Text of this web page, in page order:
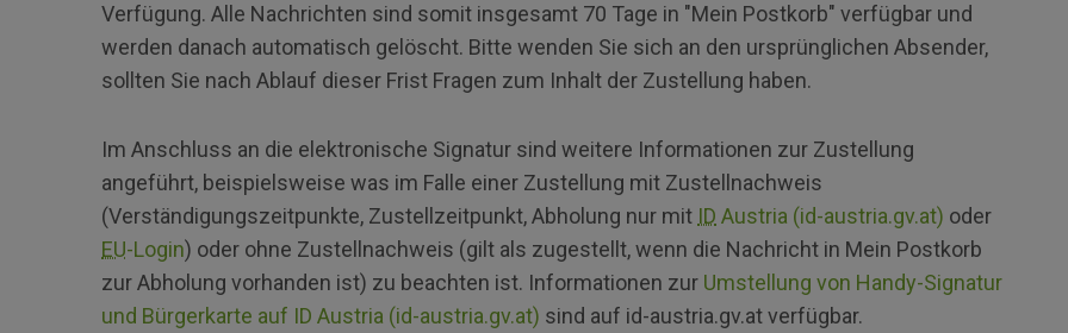
Verfügung. Alle Nachrichten sind somit insgesamt 70 Tage in "Mein Postkorb" verfügbar und
werden danach automatisch gelöscht. Bitte wenden Sie sich an den ursprünglichen Absender,
sollten Sie nach Ablauf dieser Frist Fragen zum Inhalt der Zustellung haben.
Im Anschluss an die elektronische Signatur sind weitere Informationen zur Zustellung
angeführt, beispielsweise was im Falle einer Zustellung mit Zustellnachweis
(Verständigungszeitpunkte, Zustellzeitpunkt, Abholung nur mit ID Austria (id-austria.gv.at) oder
EU-Login) oder ohne Zustellnachweis (gilt als zugestellt, wenn die Nachricht in Mein Postkorb
zur Abholung vorhanden ist) zu beachten ist. Informationen zur Umstellung von Handy-Signatur
und Bürgerkarte auf ID Austria (id-austria.gv.at) sind auf id-austria.gv.at verfügbar.